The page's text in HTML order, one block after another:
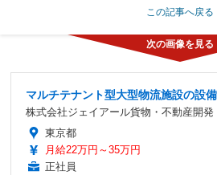
この記事へ戻る
マルチテナント型大型物流施設の設
株式会社ジェイアール貨物・不動産開発
東京都
月給22万円～35万円
正社員